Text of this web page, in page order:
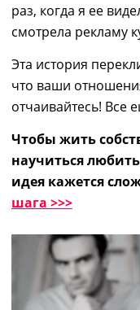
раз, когда я ее
смотрела рекламу
Эта история
что ваши
отчаивайтесь! Все
Чтобы жить
научиться
идея кажется
шага >>>